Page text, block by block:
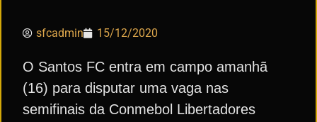
sfcadmin 15/12/2020
O Santos FC entra em campo amanhã
(16) para disputar uma vaga nas
semifinais da Conmebol Libertadores